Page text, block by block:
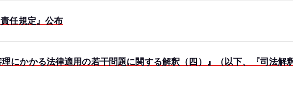
任規定』公布
にかかる法律適用の若干問題に関する解釈（四）』（以下、『司法解